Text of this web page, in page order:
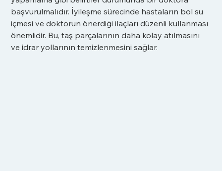
başvurulmalıdır. İyileşme sürecinde hastaların bol su
içmesi ve doktorun önerdiği ilaçları düzenli kullanması
önemlidir. Bu, taş parçalarının daha kolay atılmasını
ve idrar yollarının temizlenmesini sağlar.